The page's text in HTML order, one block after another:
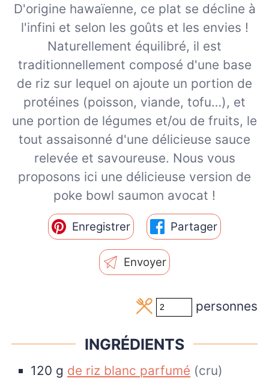
D'origine hawaïenne, ce plat se décline à
l'infini et selon les goûts et les envies !
Naturellement équilibré, il est
traditionnellement composé d'une base
de riz sur lequel on ajoute un portion de
protéines (poisson, viande, tofu…), et
une portion de légumes et/ou de fruits, le
tout assaisonné d'une délicieuse sauce
relevée et savoureuse. Nous vous
proposons ici une délicieuse version de
poke bowl saumon avocat !
Enregistrer Partager
Envoyer
personnes
INGRÉDIENTS
120 g de riz blanc parfumé (cru)